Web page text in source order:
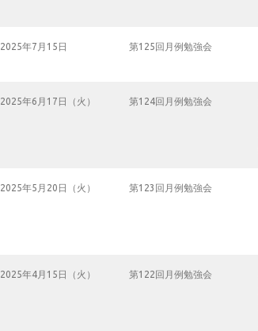
2025年7月15日 第125回月例勉強会
2025年6月17日（火） 第124回月例勉強会
2025年5月20日（火） 第123回月例勉強会
2025年4月15日（火） 第122回月例勉強会